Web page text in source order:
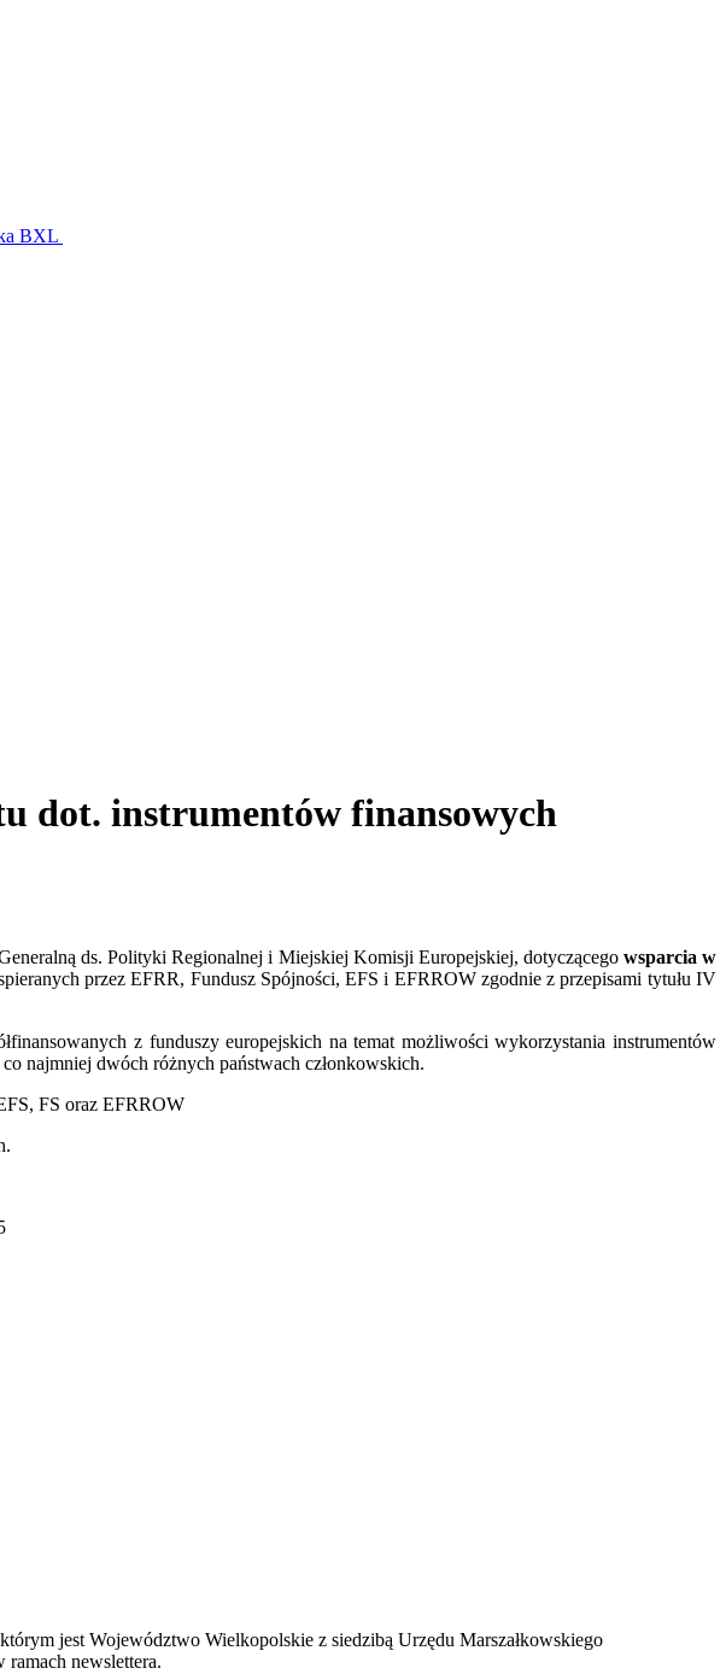
BXL
dot. instrumentów finansowych
ds. Polityki Regionalnej i Miejskiej Komisji Europejskiej, dotyczącegowsparcia w
przez EFRR, Fundusz Spójności, EFS i EFRROW zgodnie z przepisami tytułu IV
z funduszy europejskich na temat możliwości wykorzystania instrumentów
najmniej dwóch różnych państwach członkowskich.
FS oraz EFRROW
jest Województwo Wielkopolskie z siedzibą Urzędu Marszałkowskiego
newslettera.